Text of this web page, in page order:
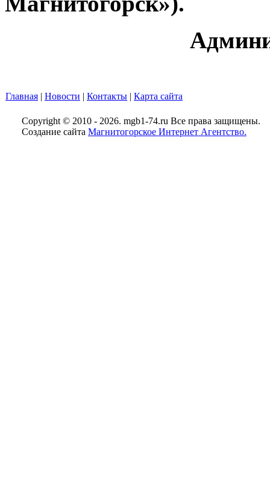
Главная | Новости | Контакты | Карта сайта
Copyright © 2010 - 2026. mgb1-74.ru Все права защищены.
Создание сайта Магнитогорское Интернет Агентство.